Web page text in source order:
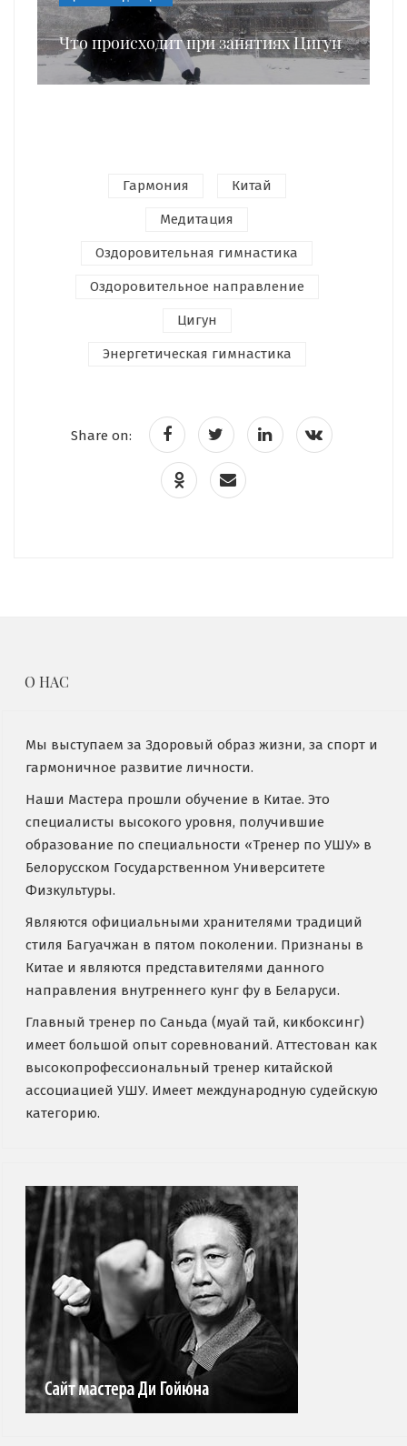
Что происходит при занятиях Цигун
Гармония Китай
Медитация
Оздоровительная гимнастика
Оздоровительное направление
Цигун
Энергетическая гимнастика
Share on:
О НАС
Мы выступаем за Здоровый образ жизни, за спорт и
гармоничное развитие личности.
Наши Мастера прошли обучение в Китае. Это
специалисты высокого уровня, получившие
образование по специальности «Тренер по УШУ» в
Белорусском Государственном Университете
Физкультуры.
Являются официальными хранителями традиций
стиля Багуачжан в пятом поколении. Признаны в
Китае и являются представителями данного
направления внутреннего кунг фу в Беларуси.
Главный тренер по Саньда (муай тай, кикбоксинг)
имеет большой опыт соревнований. Аттестован как
высокопрофессиональный тренер китайской
ассоциацией УШУ. Имеет международную судейскую
категорию.